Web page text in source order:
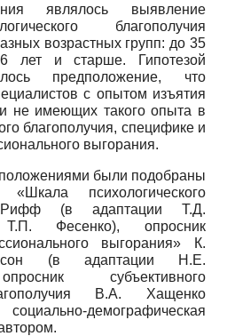
являлось выявление
благополучия
возрастных групп: до 35
лет и старше. Гипотезой
предположение, что
с опытом изъятия
не имеющих такого опыта в
благополучия, специфике и
выгорания.
были подобраны
«Шкала психологического
Рифф (в адаптации Т.Д.
Фесенко), опросник
выгорания» К.
(в адаптации Н.Е.
субъективного
В.А. Хащенко
демографическая